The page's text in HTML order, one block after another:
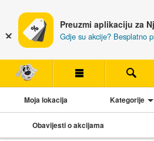
Preuzmi aplikaciju za
Gdje su akcije? Besplatno
Moja lokacija Kategorije
Obavijesti o akcijama